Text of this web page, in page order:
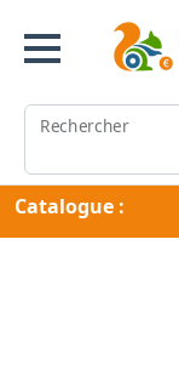
Rechercher
Catalogue :